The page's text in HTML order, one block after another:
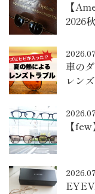
【
2026
車の
レン
【